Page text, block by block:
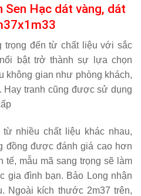
Hạc dát vàng, dát
trọng đến từ chất liệu với sắc
bật trở thành sự lựa chọn
không gian như phòng khách,
Hay tranh cũng được sử dụng
nhiều chất liệu khác nhau,
đồng được đánh giá cao hơn
tế, mẫu mã sang trọng sẽ làm
gia đình bạn. Bảo Long nhận
Ngoài kích thước 2m37 trên,